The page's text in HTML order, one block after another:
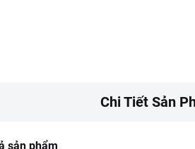
Chi Tiết Sản
sản phẩm